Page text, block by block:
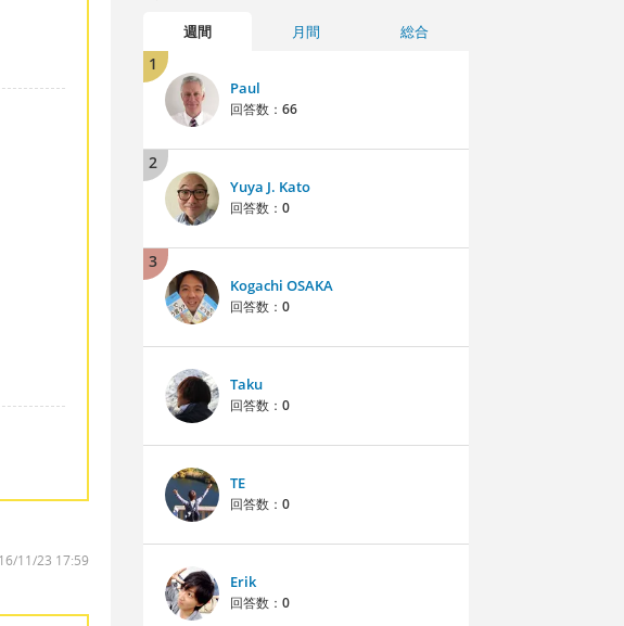
11/23 17:59
週間 月間 総合
1
Paul
回答数： 66
2
Yuya J. Kato
回答数： 0
3
Kogachi OSAKA
回答数： 0
Taku
回答数： 0
TE
回答数： 0
Erik
回答数： 0